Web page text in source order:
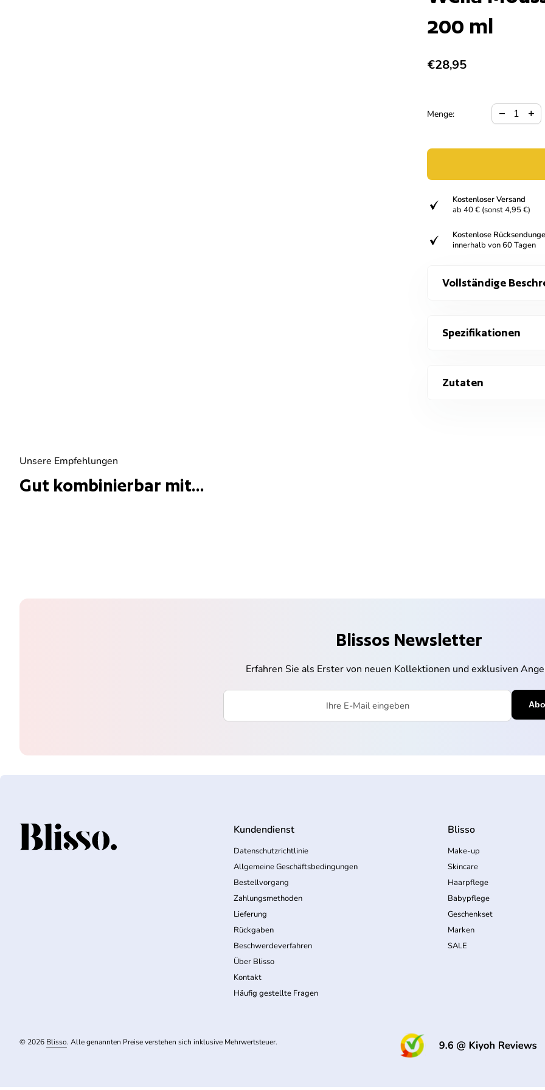
200 ml
Regulärer Preis
€28,95
Menge: remove add
verifiziert
Kostenloser Versand
ab 40 € (sonst 4,95 €)
verifiziert
Kostenlose
innerhalb von 60 Tagen
Vollständige
Spezifikationen
Zutaten
Unsere Empfehlungen
Gut kombinierbar mit...
Blissos Newsletter
Erfahren Sie als Erster von neuen Kollektionen und exklusiven
Startseite Kundendienst
Datenschutzrichtlinie
Allgemeine Geschäftsbedingungen
Bestellvorgang
Zahlungsmethoden
Lieferung
Rückgaben
Beschwerdeverfahren
Über Blisso
Kontakt
Häufig gestellte Fragen
Blisso
Make-up
Skincare
Haarpflege
Babypflege
Geschenkset
Marken
SALE
© 2026 Blisso. Alle genannten Preise verstehen sich inklusive Mehrwertsteuer.